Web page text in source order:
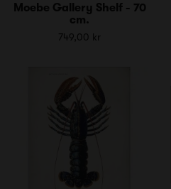
Moebe Gallery Shelf - 70
cm.
749,00 kr